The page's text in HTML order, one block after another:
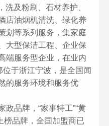
及粉刷、石材养护、
店油烟机清洗、绿化养
划等系列服务，集家庭
大型保洁工程、企业保
端服务型企业，在业内
位于浙江宁波，是全国闻
的服务环境和服务优
品牌，“家事特工”“黄
榜品牌，全国加盟商已